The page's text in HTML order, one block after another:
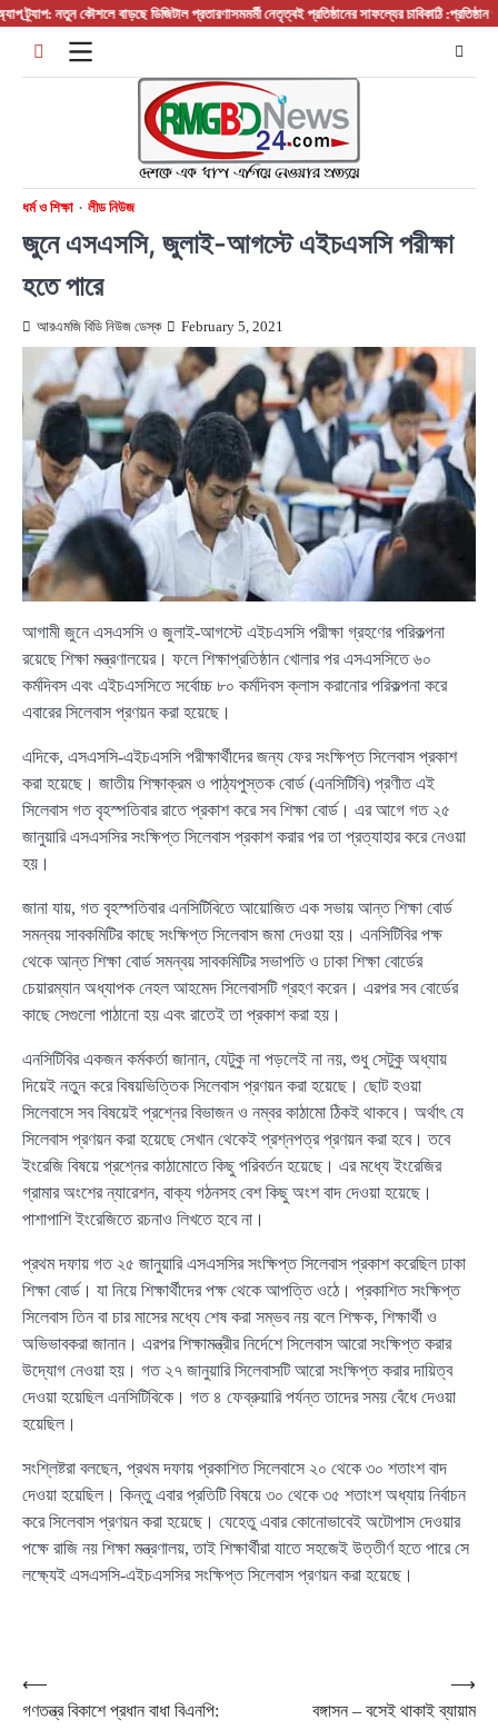
Skipনতুন কৌশলে বাড়ছে ডিজিটাল প্রতারণাসমমর্মী নেতৃত্বই প্রতিষ্ঠানের সাফল্যের চাবিকাঠি :প্রতিষ্ঠান
ধর্ম ও শিক্ষা লীড নিউজ
জুনে এসএসসি, জুলাই-আগস্টে এইচএসসি পরীক্ষা
হতে পারে
আরএমজি বিডি নিউজ ডেস্ক February 5, 2021
আগামী জুনে এসএসসি ও জুলাই-আগস্টে এইচএসসি পরীক্ষা গ্রহণের পরিকল্পনা
রয়েছে শিক্ষা মন্ত্রণালয়ের। ফলে শিক্ষাপ্রতিষ্ঠান খোলার পর এসএসসিতে ৬০
কর্মদিবস এবং এইচএসসিতে সর্বোচ্চ ৮০ কর্মদিবস ক্লাস করানোর পরিকল্পনা করে
এবারের সিলেবাস প্রণয়ন করা হয়েছে।
এদিকে, এসএসসি-এইচএসসি পরীক্ষার্থীদের জন্য ফের সংক্ষিপ্ত সিলেবাস প্রকাশ
করা হয়েছে। জাতীয় শিক্ষাক্রম ও পাঠ্যপুস্তক বোর্ড (এনসিটিবি) প্রণীত এই
সিলেবাস গত বৃহস্পতিবার রাতে প্রকাশ করে সব শিক্ষা বোর্ড। এর আগে গত ২৫
জানুয়ারি এসএসসির সংক্ষিপ্ত সিলেবাস প্রকাশ করার পর তা প্রত্যাহার করে নেওয়া
হয়।
জানা যায়, গত বৃহস্পতিবার এনসিটিবিতে আয়োজিত এক সভায় আন্ত শিক্ষা বোর্ড
সমন্বয় সাবকমিটির কাছে সংক্ষিপ্ত সিলেবাস জমা দেওয়া হয়। এনসিটিবির পক্ষ
থেকে আন্ত শিক্ষা বোর্ড সমন্বয় সাবকমিটির সভাপতি ও ঢাকা শিক্ষা বোর্ডের
চেয়ারম্যান অধ্যাপক নেহল আহমেদ সিলেবাসটি গ্রহণ করেন। এরপর সব বোর্ডের
কাছে সেগুলো পাঠানো হয় এবং রাতেই তা প্রকাশ করা হয়।
এনসিটিবির একজন কর্মকর্তা জানান, যেটুকু না পড়লেই না নয়, শুধু সেটুকু অধ্যায়
দিয়েই নতুন করে বিষয়ভিত্তিক সিলেবাস প্রণয়ন করা হয়েছে। ছোট হওয়া
সিলেবাসে সব বিষয়েই প্রশ্নের বিভাজন ও নম্বর কাঠামো ঠিকই থাকবে। অর্থাৎ যে
সিলেবাস প্রণয়ন করা হয়েছে সেখান থেকেই প্রশ্নপত্র প্রণয়ন করা হবে। তবে
ইংরেজি বিষয়ে প্রশ্নের কাঠামোতে কিছু পরিবর্তন হয়েছে। এর মধ্যে ইংরেজির
গ্রামার অংশের ন্যারেশন, বাক্য গঠনসহ বেশ কিছু অংশ বাদ দেওয়া হয়েছে।
পাশাপাশি ইংরেজিতে রচনাও লিখতে হবে না।
প্রথম দফায় গত ২৫ জানুয়ারি এসএসসির সংক্ষিপ্ত সিলেবাস প্রকাশ করেছিল ঢাকা
শিক্ষা বোর্ড। যা নিয়ে শিক্ষার্থীদের পক্ষ থেকে আপত্তি ওঠে। প্রকাশিত সংক্ষিপ্ত
সিলেবাস তিন বা চার মাসের মধ্যে শেষ করা সম্ভব নয় বলে শিক্ষক, শিক্ষার্থী ও
অভিভাবকরা জানান। এরপর শিক্ষামন্ত্রীর নির্দেশে সিলেবাস আরো সংক্ষিপ্ত করার
উদ্যোগ নেওয়া হয়। গত ২৭ জানুয়ারি সিলেবাসটি আরো সংক্ষিপ্ত করার দায়িত্ব
দেওয়া হয়েছিল এনসিটিবিকে। গত ৪ ফেব্রুয়ারি পর্যন্ত তাদের সময় বেঁধে দেওয়া
হয়েছিল।
সংশ্লিষ্টরা বলছেন, প্রথম দফায় প্রকাশিত সিলেবাসে ২০ থেকে ৩০ শতাংশ বাদ
দেওয়া হয়েছিল। কিন্তু এবার প্রতিটি বিষয়ে ৩০ থেকে ৩৫ শতাংশ অধ্যায় নির্বাচন
করে সিলেবাস প্রণয়ন করা হয়েছে। যেহেতু এবার কোনোভাবেই অটোপাস দেওয়ার
পক্ষে রাজি নয় শিক্ষা মন্ত্রণালয়, তাই শিক্ষার্থীরা যাতে সহজেই উত্তীর্ণ হতে পারে সে
লক্ষ্যেই এসএসসি-এইচএসসির সংক্ষিপ্ত সিলেবাস প্রণয়ন করা হয়েছে।
Post
navigation
⟵
গণতন্ত্র বিকাশে প্রধান বাধা বিএনপি:
বঙ্গাসন – বসেই থাকাই ব্যায়াম
⟶